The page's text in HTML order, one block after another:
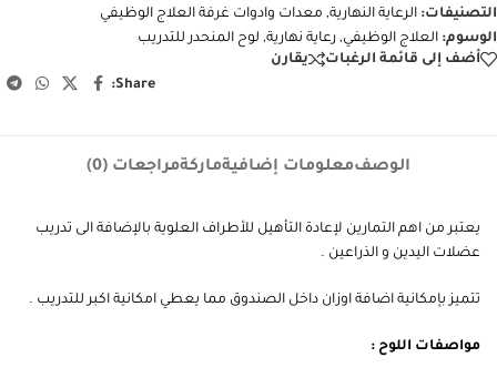
التصنيفات: الرعاية النهارية, معدات وادوات غرفة العلاج الوظيفي
الوسوم: العلاج الوظيفي, رعاية نهارية, لوح المنحدر للتدريب
أضف إلى قائمة الرغبات
يقارن
Share:
الوصفمعلومات إضافيةماركةمراجعات (0)
يعتبر من اهم التمارين لإعادة التأهيل للأطراف العلوية بالإضافة الى تدريب
عضلات اليدين و الذراعين .
تتميز بإمكانية اضافة اوزان داخل الصندوق مما يعطي امكانية اكبر للتدريب .
مواصفات اللوح :